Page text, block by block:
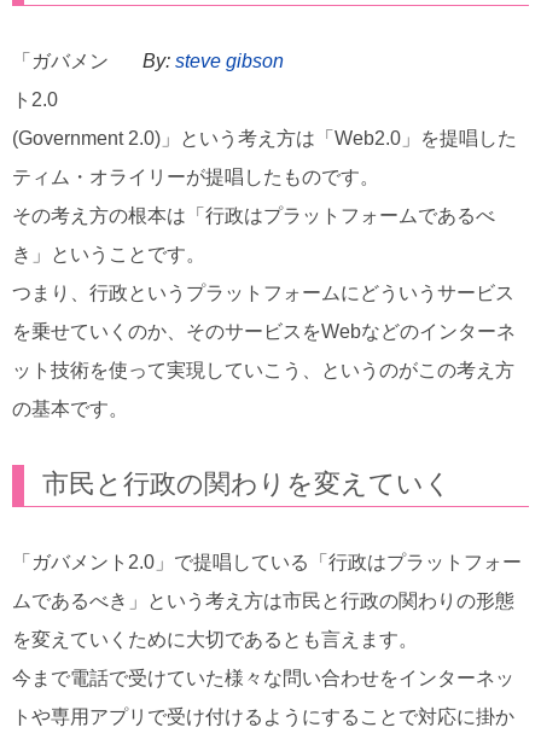
By: steve gibson
「ガバメン
ト2.0
(Government 2.0)」という考え方は「Web2.0」を提唱した
ティム・オライリーが提唱したものです。
その考え方の根本は「行政はプラットフォームであるべ
き」ということです。
つまり、行政というプラットフォームにどういうサービス
を乗せていくのか、そのサービスをWebなどのインターネ
ット技術を使って実現していこう、というのがこの考え方
の基本です。
市民と行政の関わりを変えていく
「ガバメント2.0」で提唱している「行政はプラットフォー
ムであるべき」という考え方は市民と行政の関わりの形態
を変えていくために大切であるとも言えます。
今まで電話で受けていた様々な問い合わせをインターネッ
トや専用アプリで受け付けるようにすることで対応に掛か